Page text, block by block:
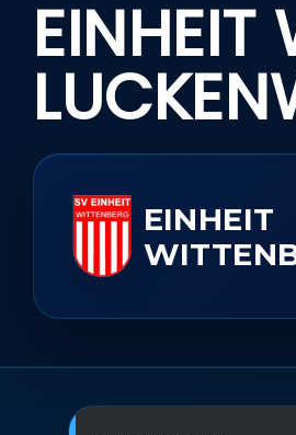
EINHEIT
EINHEIT